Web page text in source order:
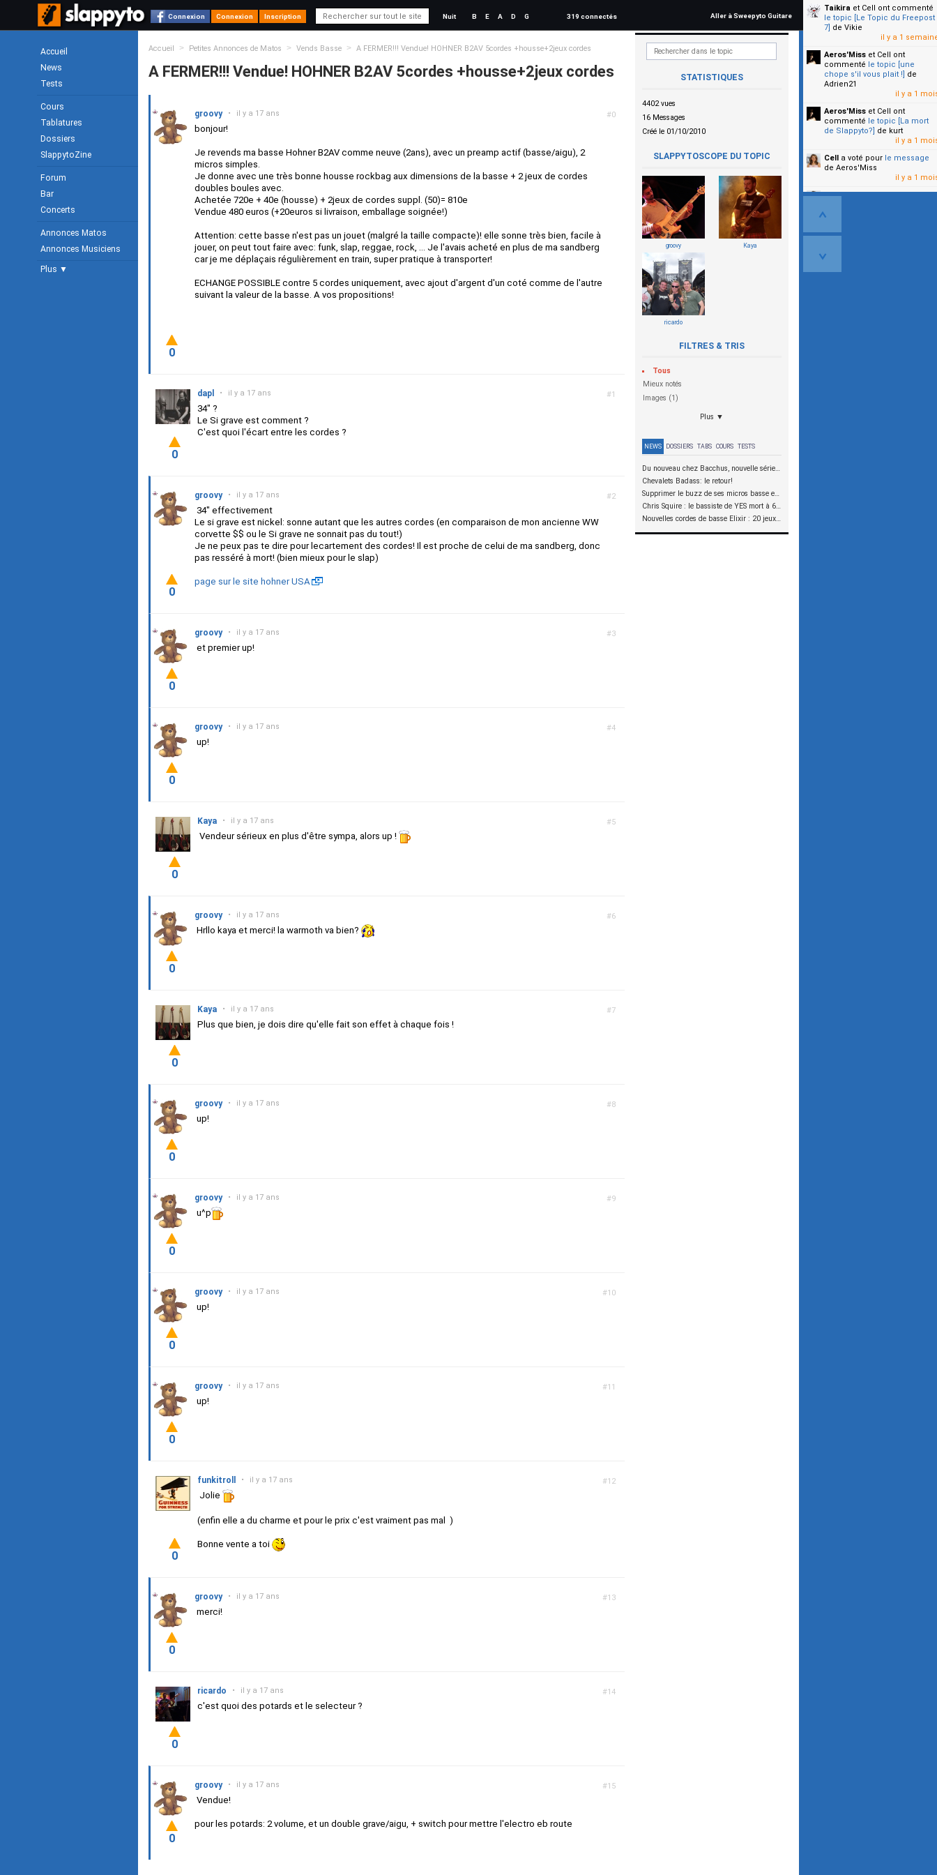
Connexion Connexion Inscription Nuit B E A D G 319 connectés Aller à Sweepyto Guitare
Accueil
News
Tests
Cours
Tablatures
Dossiers
SlappytoZine
Forum
Bar
Concerts
Annonces Matos
Annonces Musiciens
Plus ▼
Accueil > Petites Annonces de Matos > Vends Basse > A FERMER!!! Vendue! HOHNER B2AV 5cordes +housse+2jeux cordes
A FERMER!!! Vendue! HOHNER B2AV 5cordes +housse+2jeux cordes STATISTIQUES
4402 vues
16 Messages
Créé le 01/10/2010
SLAPPYTOSCOPE DU TOPIC
groovy Kaya
ricardo
FILTRES & TRIS
Tous
Mieux notés
Images (1)
Plus ▼
NEWS DOSSIERS TABS COURS TESTS
Du nouveau chez Bacchus, nouvelle série SCD
Chevalets Badass: le retour!
Supprimer le buzz de ses micros basse en reliant les aimants à la masse
Chris Squire : le bassiste de YES mort à 67 ans
Nouvelles cordes de basse Elixir : 20 jeux à tester !
#0
groovy • il y a 17 ans
bonjour!
Je revends ma basse Hohner B2AV comme neuve (2ans), avec un preamp actif (basse/aigu), 2
micros simples.
Je donne avec une très bonne housse rockbag aux dimensions de la basse + 2 jeux de cordes
doubles boules avec.
Achetée 720e + 40e (housse) + 2jeux de cordes suppl. (50)= 810e
Vendue 480 euros (+20euros si livraison, emballage soignée!)
Attention: cette basse n'est pas un jouet (malgré la taille compacte)! elle sonne très bien, facile à
jouer, on peut tout faire avec: funk, slap, reggae, rock, ... Je l'avais acheté en plus de ma sandberg
car je me déplaçais régulièrement en train, super pratique à transporter!
ECHANGE POSSIBLE contre 5 cordes uniquement, avec ajout d'argent d'un coté comme de l'autre
suivant la valeur de la basse. A vos propositions!
0
#1
dapl • il y a 17 ans
34" ?
Le Si grave est comment ?
C'est quoi l'écart entre les cordes ?
0
#2
groovy • il y a 17 ans
34" effectivement
Le si grave est nickel: sonne autant que les autres cordes (en comparaison de mon ancienne WW
corvette $$ ou le Si grave ne sonnait pas du tout!)
Je ne peux pas te dire pour lecartement des cordes! Il est proche de celui de ma sandberg, donc
pas resséré à mort! (bien mieux pour le slap)
page sur le site hohner USA
0
#3
groovy • il y a 17 ans
et premier up!
0
#4
groovy • il y a 17 ans
up!
0
#5
Kaya • il y a 17 ans
Vendeur sérieux en plus d'être sympa, alors up !
0
#6
groovy • il y a 17 ans
Hrllo kaya et merci! la warmoth va bien?
0
#7
Kaya • il y a 17 ans
Plus que bien, je dois dire qu'elle fait son effet à chaque fois !
0
#8
groovy • il y a 17 ans
up!
0
#9
groovy • il y a 17 ans
u^p
0
#10
groovy • il y a 17 ans
up!
0
#11
groovy • il y a 17 ans
up!
0
#12
funkitroll • il y a 17 ans
Jolie
(enfin elle a du charme et pour le prix c'est vraiment pas mal )
Bonne vente a toi
0
#13
groovy • il y a 17 ans
merci!
0
#14
ricardo • il y a 17 ans
c'est quoi des potards et le selecteur ?
0
#15
groovy • il y a 17 ans
Vendue!
pour les potards: 2 volume, et un double grave/aigu, + switch pour mettre l'electro eb route
0
Taikira et Cell ont commenté
le topic [Le Topic du Freepost
7] de Vikie
il y a 1
Aeros'Miss et Cell ont
commenté le topic [une
chope s'il vous plait !] de
Adrien21
il y a 1
Aeros'Miss et Cell ont
commenté le topic [La mort
de Slappyto?] de kurt
il y a 1
Cell a voté pour le message
de Aeros'Miss
il y a 1
Cella voté pourle message